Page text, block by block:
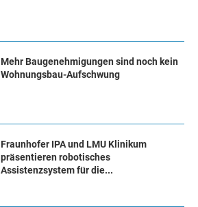
Mehr Baugenehmigungen sind noch kein
Wohnungsbau-Aufschwung
Fraunhofer IPA und LMU Klinikum
präsentieren robotisches
Assistenzsystem für die...